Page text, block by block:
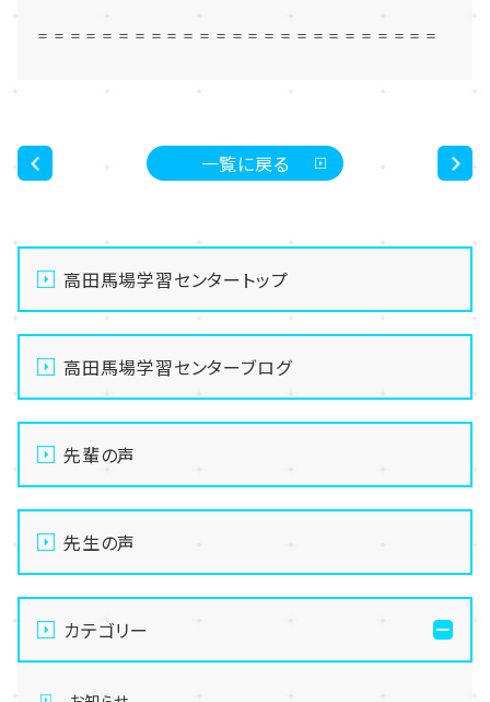
＝＝＝＝＝＝＝＝＝＝＝＝＝＝＝＝＝＝＝＝＝＝＝＝＝
一覧に戻る
高田馬場学習センタートップ
高田馬場学習センターブログ
先輩の声
先生の声
カテゴリー